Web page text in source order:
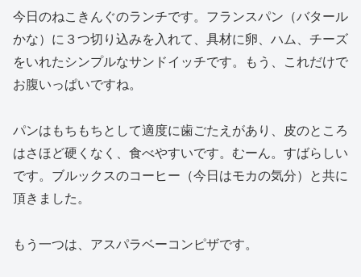
今日のねこきんぐのランチです。フランスパン（バタール
かな）に３つ切り込みを入れて、具材に卵、ハム、チーズ
をいれたシンプルなサンドイッチです。もう、これだけで
お腹いっぱいですね。
パンはもちもちとして適度に歯ごたえがあり、皮のところ
はさほど硬くなく、食べやすいです。むーん。すばらしい
です。ブルックスのコーヒー（今日はモカの気分）と共に
頂きました。
もう一つは、アスパラベーコンピザです。